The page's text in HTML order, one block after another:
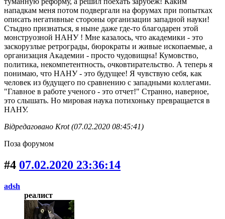
нападкам меня потом подвергали на форумах при попытках
описать негативные стороны организации западной науки!
Стыдно признаться, я ныне даже где-то благодарен этой
монструозной НАНУ ! Мне казалось, что академики - это
заскорузлые ретрограды, бюрократы и живые ископаемые, а
организация Академии - просто чудовищна! Кумовство,
политика, некомпетентность, очковтирательство. А теперь я
понимаю, что НАНУ - это будущее! Я чувствую себя, как
человек из будущего по сравнению с западными коллегами.
"Главное в работе ученого - это отчет!" Странно, наверное,
это слышать. Но мировая наука потихоньку превращается в
НАНУ.
Відредаговано Krot (07.02.2020 08:45:41)
Поза форумом
#4 07.02.2020 23:36:14
adsh
реалист